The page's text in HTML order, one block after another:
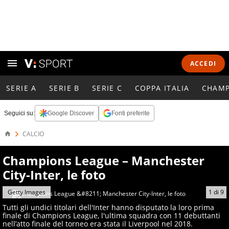
ACCEDI
SERIE A SERIE B SERIE C COPPA ITALIA
Seguici su: Google Discover Fonti preferite
CALCIO
Champions League – Manchester
City-Inter, le foto
1 di 9
Getty Images
Tutti gli undici titolari dell'Inter hanno disputato la loro prima
finale di Champions League, l'ultima squadra con 11 debuttanti
nell’atto finale del torneo era stata il Liverpool nel 2018.